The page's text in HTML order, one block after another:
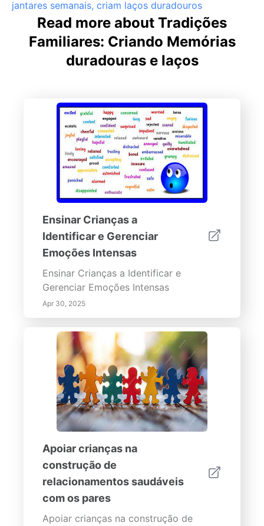
jantares semanais, criam laços duradouros
Read more about Tradições
Familiares: Criando Memórias
duradouras e laços
Ensinar Crianças a
Identificar e Gerenciar
Emoções Intensas
Ensinar Crianças a Identificar e
Gerenciar Emoções Intensas
Apr 30, 2025
Apoiar crianças na
construção de
relacionamentos saudáveis
com os pares
Apoiar crianças na construção de